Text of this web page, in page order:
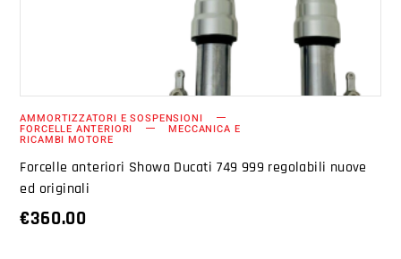
AMMORTIZZATORI E SOSPENSIONI
FORCELLE ANTERIORI MECCANICA E
RICAMBI MOTORE
Forcelle anteriori Showa Ducati 749 999 regolabili nuove
ed originali
€360.00